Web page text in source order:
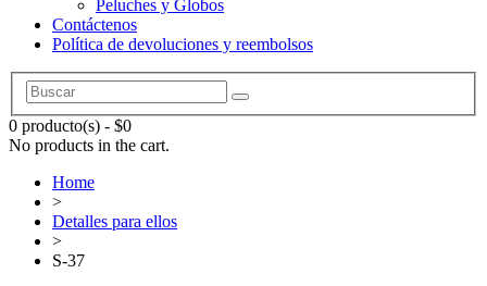
Peluches y Globos
Contáctenos
Política de devoluciones y reembolsos
0 producto(s) - $0
No products in the cart.
Home
>
Detalles para ellos
>
S-37